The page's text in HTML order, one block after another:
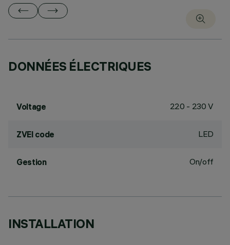
DONNÉES ÉLECTRIQUES
Voltage 220 - 230 V
ZVEI code LED
Gestion On/off
INSTALLATION